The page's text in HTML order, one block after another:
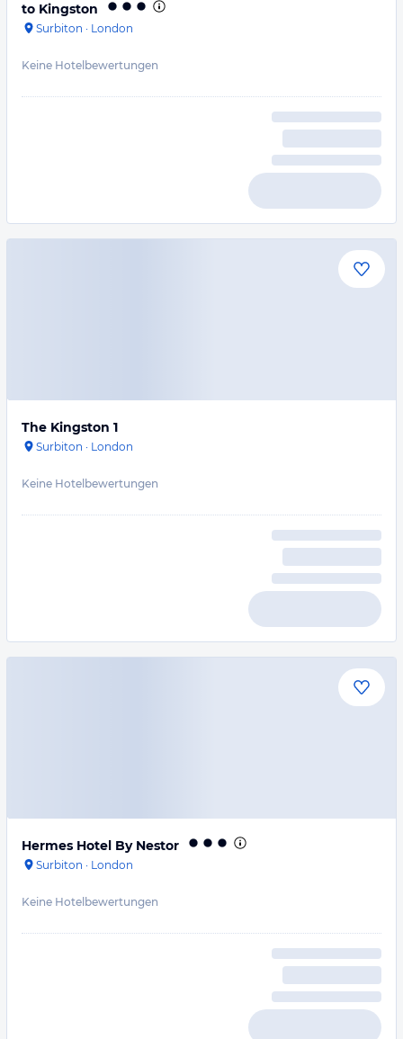
to Kingston
Surbiton · London
Keine Hotelbewertungen
The Kingston 1
Surbiton · London
Keine Hotelbewertungen
Hermes Hotel By Nestor
Surbiton · London
Keine Hotelbewertungen